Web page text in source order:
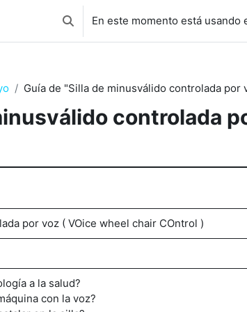
Selector de búsqueda de entrada
En este momento está usando
Guía de "Silla de minusválido controlada por
controlada
por voz ( VOice wheel chair COntrol )
a la salud?
con la voz?